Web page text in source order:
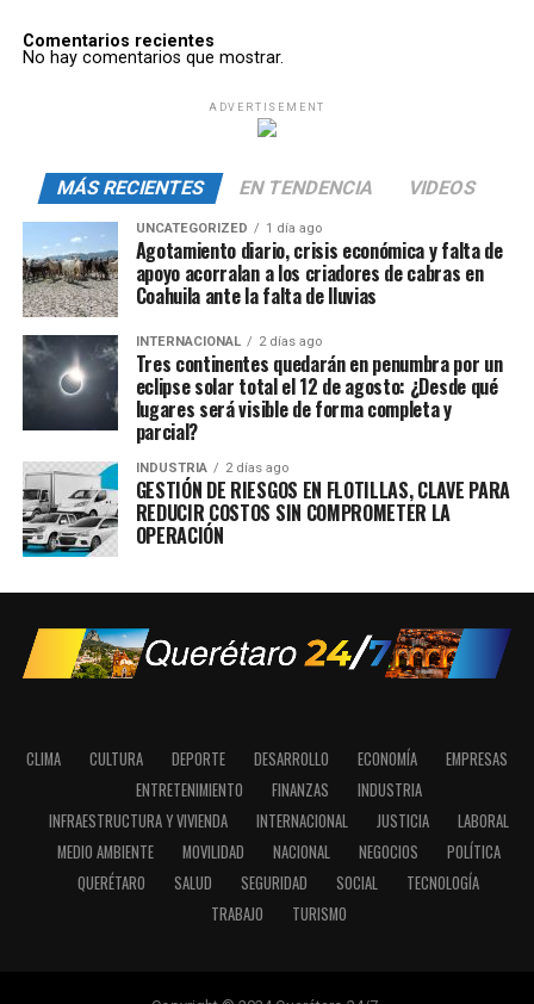
Comentarios recientes
No hay comentarios que mostrar.
ADVERTISEMENT
MÁS RECIENTES EN TENDENCIA VIDEOS
UNCATEGORIZED 1 día ago
Agotamiento diario, crisis económica y falta de
apoyo acorralan a los criadores de cabras en
Coahuila ante la falta de lluvias
INTERNACIONAL 2 días ago
Tres continentes quedarán en penumbra por un
eclipse solar total el 12 de agosto: ¿Desde qué
lugares será visible de forma completa y
parcial?
INDUSTRIA 2 días ago
GESTIÓN DE RIESGOS EN FLOTILLAS, CLAVE PARA
REDUCIR COSTOS SIN COMPROMETER LA
OPERACIÓN
CLIMA CULTURA DEPORTE DESARROLLO ECONOMÍA
EMPRESAS
ENTRETENIMIENTO
FINANZAS
INDUSTRIA
INFRAESTRUCTURA Y VIVIENDA
INTERNACIONAL JUSTICIA
LABORAL
MEDIO AMBIENTE
MOVILIDAD NACIONAL NEGOCIOS
POLÍTICA
QUERÉTARO
SALUD SEGURIDAD SOCIAL
TECNOLOGÍA
TRABAJO
TURISMO